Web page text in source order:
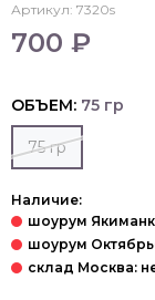
Артикул: 7320s
700 ₽
ОБЪЕМ: 75 гр
75 гр
Наличие: